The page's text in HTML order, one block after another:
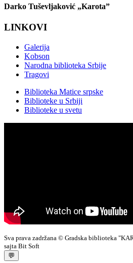
Darko Tuševljaković „Karota”
LINKOVI
Galerija
Kobson
Narodna biblioteka Srbije
Tragovi
Biblioteka Matice srpske
Biblioteke u Srbiji
Biblioteke u svetu
Sva prava zadržana © Gradska biblioteka
sajta Bit Soft
💬